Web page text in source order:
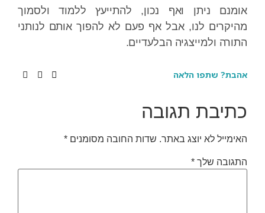
אומנם ניתן ואף נכון, להתייעץ ללמוד ולסמוך
מהיקרים לנו, אבל אף פעם לא להפוך אותם לנותני
התורה ולמייצגיה הבלעדיים.
אהבת? שתפו הלאה
כתיבת תגובה
האימייל לא יוצג באתר. שדות החובה מסומנים *
התגובה שלך *